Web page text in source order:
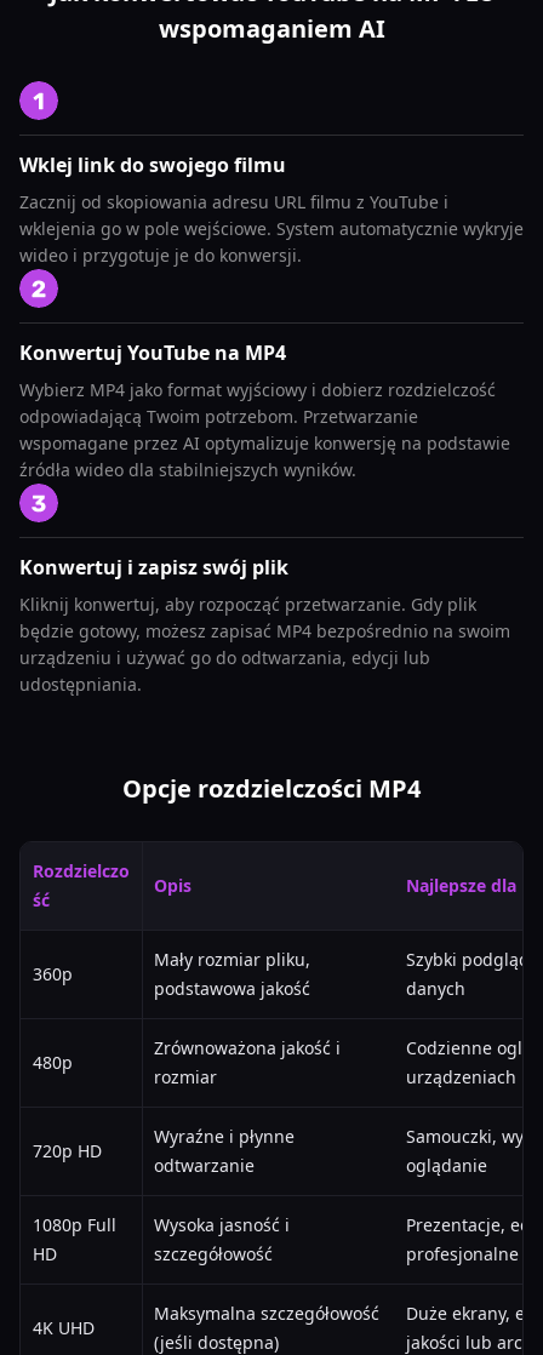
wspomaganiem AI
Wklej link do swojego filmu
Zacznij od skopiowania adresu URL filmu z YouTube i
wklejenia go w pole wejściowe. System automatycznie wykryje
wideo i przygotuje je do konwersji.
Konwertuj YouTube na MP4
Wybierz MP4 jako format wyjściowy i dobierz rozdzielczość
odpowiadającą Twoim potrzebom. Przetwarzanie
wspomagane przez AI optymalizuje konwersję na podstawie
źródła wideo dla stabilniejszych wyników.
Konwertuj i zapisz swój plik
Kliknij konwertuj, aby rozpocząć przetwarzanie. Gdy plik
będzie gotowy, możesz zapisać MP4 bezpośrednio na swoim
urządzeniu i używać go do odtwarzania, edycji lub
udostępniania.
Opcje rozdzielczości MP4
Rozdzielczo
ść
Opis Najlepsze dla
360p
Mały rozmiar pliku,
podstawowa jakość
Szybki podgląd,
danych
480p
Zrównoważona jakość i
rozmiar
Codzienne
urządzeniach
720p HD
Wyraźne i płynne
odtwarzanie
Samouczki,
oglądanie
1080p Full
HD
Wysoka jasność i
szczegółowość
Prezentacje,
profesjonalne
4K UHD
Maksymalna szczegółowość
(jeśli dostępna)
Duże ekrany,
jakości lub